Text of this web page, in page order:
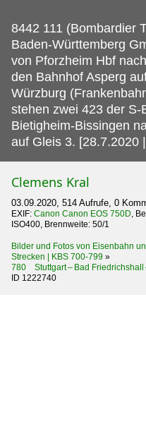
8442 111 (Bombardier
Baden-Württemberg
von Pforzheim Hbf
den Bahnhof Asperg
Würzburg
stehen zwei 423 der
Bietigheim-Bissingen
auf Gleis 3. [28.7.2020
Clemens Kral
03.09.2020, 514 Aufrufe, 0
EXIF: Canon Canon EOS 750D ,
ISO400, Brennweite: 50/1
Bilder und Fotos von Eisenbahn
Strecken | KBS 700-799 »
780 Stuttgart – Bad Friedrichshall
ID 1222740